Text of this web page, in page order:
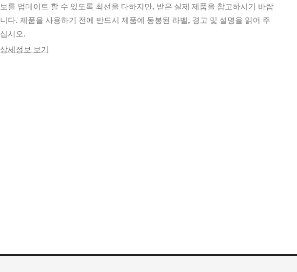
보를 업데이트 할 수 있도록 최선을 다하지만, 받은 실제 제품을 참고하시기 바랍
니다. 제품을 사용하기 전에 반드시 제품에 동봉된 라벨, 경고 및 설명을 읽어 주
십시오.
상세정보 보기